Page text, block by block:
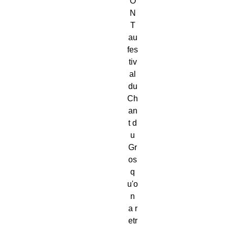
N
T
au
fes
tiv
al
du
Ch
an
t d
u
Gr
os
q
u'o
n
a r
etr